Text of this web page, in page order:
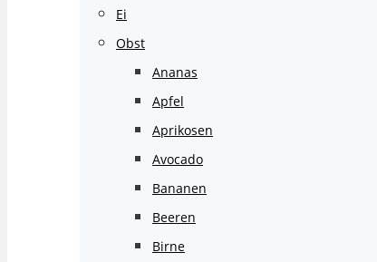
Ei
Obst
Ananas
Apfel
Aprikosen
Avocado
Bananen
Beeren
Birne